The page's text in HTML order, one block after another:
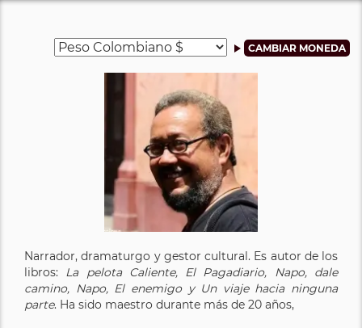
Narrador, dramaturgo y gestor cultural. Es autor de los
libros: La pelota Caliente, El Pagadiario, Napo, dale
camino, Napo, El enemigo y Un viaje hacia ninguna
parte. Ha sido maestro durante más de 20 años,